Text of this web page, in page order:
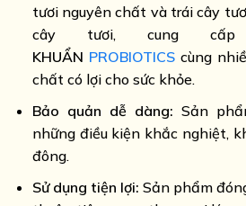
tươi nguyên chất và trái cây
cây tươi, cung
KHUẨN PROBIOTICS cùng
chất có lợi cho sức khỏe.
Bảo quản dễ dàng: Sản
những điều kiện khắc nghiệt,
đông.
Sử dụng tiện lợi: Sản phẩm